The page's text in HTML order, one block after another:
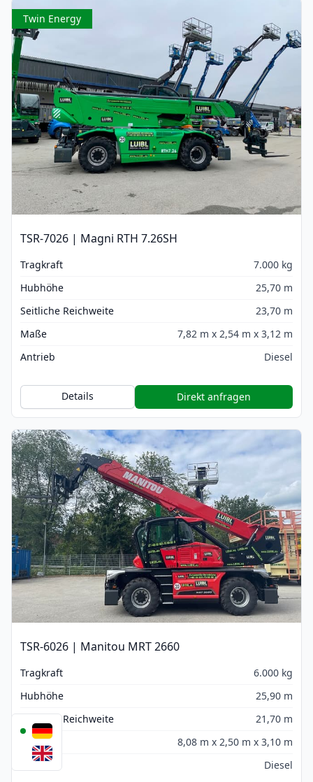
Twin Energy
TSR-7026 | Magni RTH 7.26SH
Tragkraft
7.000 kg
Hubhöhe
25,70 m
Seitliche Reichweite
23,70 m
Maße
7,82 m x 2,54 m x 3,12 m
Antrieb
Diesel
Details Direkt anfragen
TSR-6026 | Manitou MRT 2660
Tragkraft
6.000 kg
Hubhöhe
25,90 m
Seitliche Reichweite
21,70 m
Maße
8,08 m x 2,50 m x 3,10 m
Antrieb
Diesel